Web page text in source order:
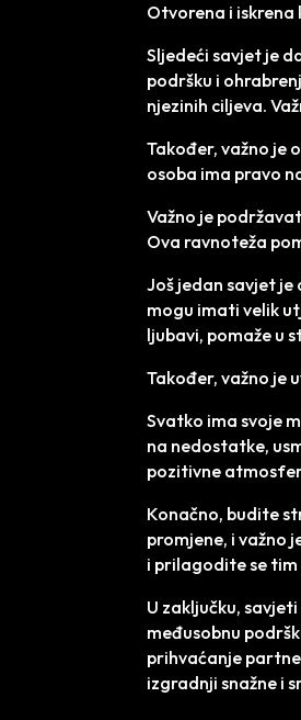
Otvorena i iskrena
Sljedeći savjet je
podršku i
njezinih ciljeva.
Također, važno je
osoba ima pravo
Važno je
Ova ravnoteža
Još jedan savjet je
mogu imati velik
ljubavi, pomaže u
Također, važno je
Svatko ima svoje
na nedostatke,
pozitivne
Konačno, budite
promjene, i važno
i prilagodite se
U zaključku,
međusobnu
prihvaćanje
izgradnji snažne i